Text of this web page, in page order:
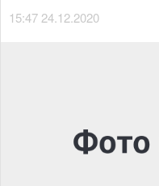
15:47 24.12.2020